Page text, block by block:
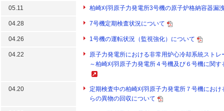
05.11 柏崎刈羽原子力発電所3号機の原子炉格納容器漏
04.28 7号機定期検査状況について
04.26 1号機の運転状況（監視強化）について
04.22
原子力発電所における非常用炉心冷却系統スト
～柏崎刈羽原子力発電所４号機及び６号機に関
04.20
定期検査中の柏崎刈羽原子力発電所７号機にお
らの異物の回収について